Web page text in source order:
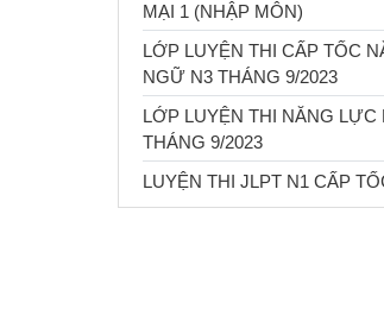
MẠI 1 (NHẬP MÔN)
LỚP LUYỆN THI CẤP TỐC
NGỮ N3 THÁNG 9/2023
LỚP LUYỆN THI NĂNG LỰC
THÁNG 9/2023
LUYỆN THI JLPT N1 CẤP